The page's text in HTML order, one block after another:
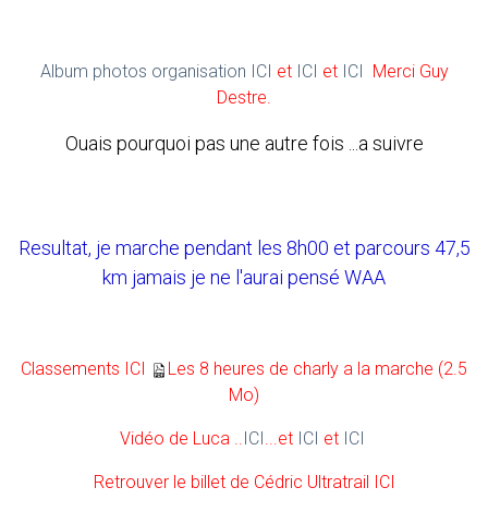
Album photos organisation ICI et ICI et ICI Merci Guy
Destre.
Ouais pourquoi pas une autre fois ...a suivre
Resultat, je marche pendant les 8h00 et parcours 47,5
km jamais je ne l'aurai pensé WAA
Classements ICI Les 8 heures de charly a la marche (2.5
Mo)
Vidéo de Luca ..ICI...et ICI et ICI
Retrouver le billet de Cédric Ultratrail ICI